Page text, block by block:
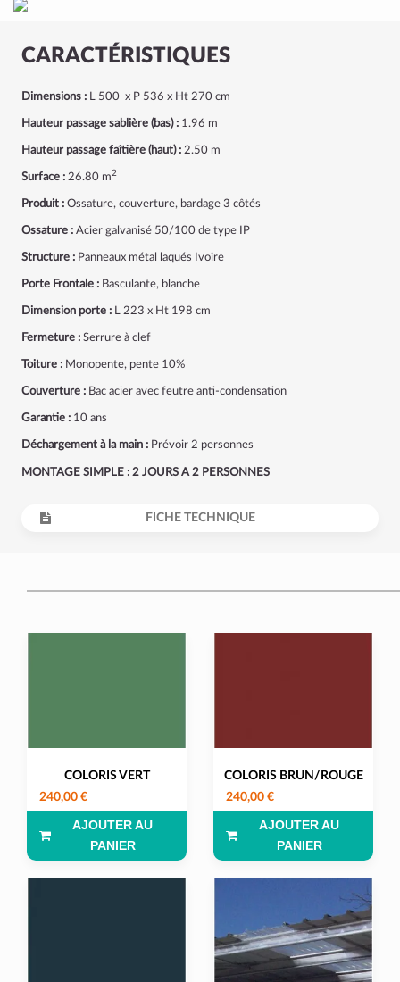
CARACTÉRISTIQUES
Dimensions : L 500 x P 536 x Ht 270 cm
Hauteur passage sablière (bas) : 1.96 m
Hauteur passage faîtière (haut) : 2.50 m
Surface : 26.80 m2
Produit : Ossature, couverture, bardage 3 côtés
Ossature : Acier galvanisé 50/100 de type IP
Structure : Panneaux métal laqués Ivoire
Porte Frontale : Basculante, blanche
Dimension porte : L 223 x Ht 198 cm
Fermeture : Serrure à clef
Toiture : Monopente, pente 10%
Couverture : Bac acier avec feutre anti-condensation
Garantie : 10 ans
Déchargement à la main : Prévoir 2 personnes
MONTAGE SIMPLE : 2 JOURS A 2 PERSONNES
FICHE TECHNIQUE
COLORIS VERT
240,00 €
AJOUTER AU
PANIER
COLORIS BRUN/ROUGE
240,00 €
AJOUTER AU
PANIER